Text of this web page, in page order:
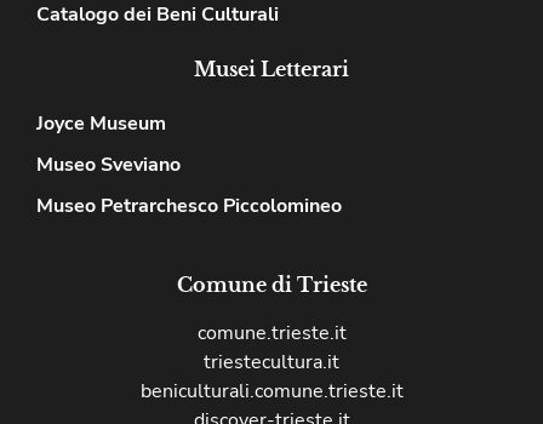
Catalogo dei Beni Culturali
Musei Letterari
Joyce Museum
Museo Sveviano
Museo Petrarchesco Piccolomineo
Comune di Trieste
comune.trieste.it
triestecultura.it
beniculturali.comune.trieste.it